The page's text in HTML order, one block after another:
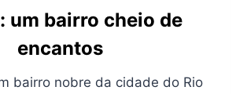
um bairro cheio de
encantos
bairro nobre da cidade do Rio